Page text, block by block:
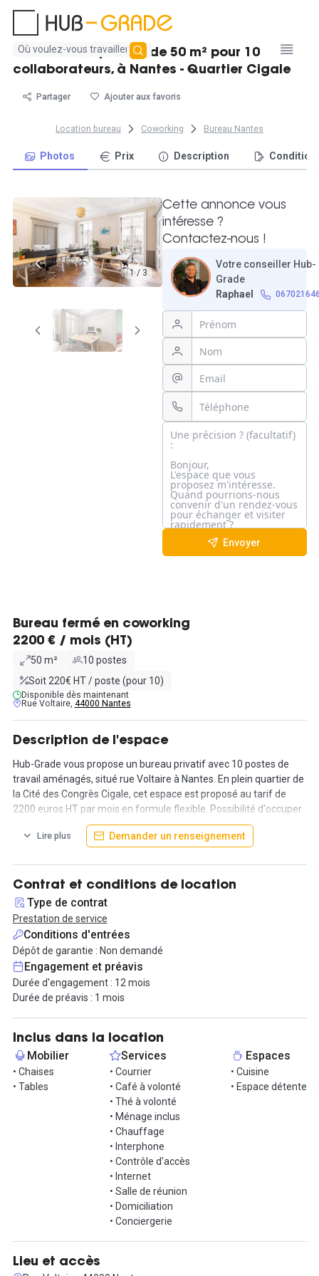
Aucun
résultat
Beau bureau privatif de 50 m² pour 10
collaborateurs, à Nantes - Quartier Cigale
Partager Ajouter aux favoris
Location bureau Coworking Bureau Nantes
Photos Prix Description
1 / 3
Cette annonce vous
intéresse ?
Contactez-nous !
Votre conseiller Hub-
Grade
Raphael
Envoyer
Bureau fermé en coworking
2200 € / mois (HT)
50 m²
10 postes
Soit 220€ HT / poste (pour 10)
Disponible dès maintenant
Rue Voltaire, 44000 Nantes
Description de l'espace
Hub-Grade vous propose un bureau privatif avec 10 postes de
travail aménagés, situé rue Voltaire à Nantes. En plein quartier de
la Cité des Congrès Cigale, cet espace est proposé au tarif de
2200 euros HT par mois en formule flexible. Possibilité d'occuper
l'espace avec un contrat de prestation de services ou un bail
dérogatoire d’un an, avec un préavis d’un mois et sans dépôt de
Les bureaux sont entièrement meublés avec du mobilier haut de
gamme et bénéficient d’une connexion internet fibre du ménage
deux fois par semaine, de l’accès aux salles de réunion 7 jours sur
7, d’une cuisine équipée ainsi que d’une phone box. L'accès est
libre et sécurisé, sans horaires d’ouverture ou de fermeture.
L’espace est situé dans l’une des plus belles copropriétés
nantaises du centre-ville entièrement rénovée, à proximité
immédiate des transports et de la gare.
Idéal pour une entreprise de 10 personnes souhaitant s’installer
dans un environnement professionnel central et confortable !
Lire plus Demander un renseignement
Contrat et conditions de location
Type de contrat
Prestation de service
Conditions d'entrées
Dépôt de garantie : Non demandé
Engagement et préavis
Durée d'engagement : 12 mois
Durée de préavis : 1 mois
Inclus dans la location
Mobilier
• Chaises
• Tables
Services
• Courrier
• Café à volonté
• Thé à volonté
• Ménage inclus
• Chauffage
• Interphone
• Contrôle d'accès
• Internet
• Salle de réunion
• Domiciliation
• Conciergerie
Espaces
• Cuisine
• Espace détente
Lieu et accès